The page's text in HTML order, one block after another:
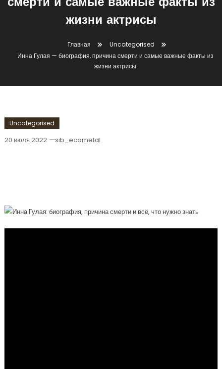
смерти и самые важные факты из
жизни актрисы
Главная
Uncategorised
Инна Гулая — биография, причина смерти и самые важные факты из
жизни актрисы
Uncategorised
20 июля 2022 sib_ecometal